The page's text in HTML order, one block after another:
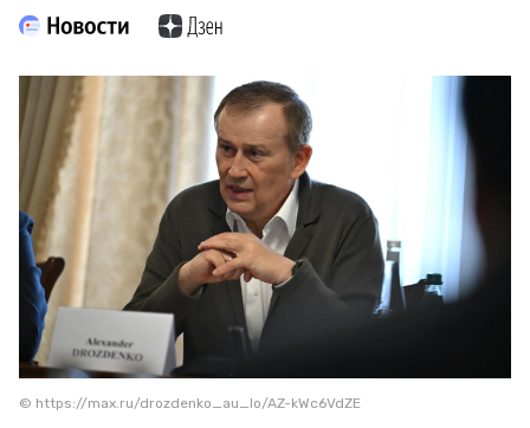
© https://max.ru/drozdenko_au_lo/AZ-kWc6VdZE